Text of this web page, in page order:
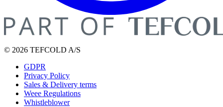
© 2026 TEFCOLD A/S
GDPR
Privacy Policy
Sales & Delivery terms
Weee Regulations
Whistleblower